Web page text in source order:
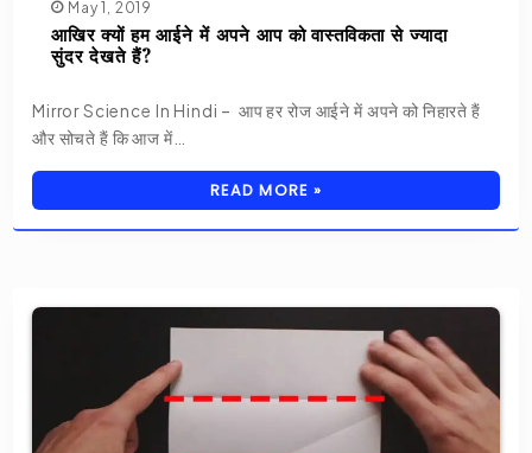
May 1, 2019
आखिर क्यों हम आईने में अपने आप को वास्तविकता से ज्यादा
सुंदर देखते हैं?
Mirror Science In Hindi – आप हर रोज आईने में अपने को निहारते हैं
और सोचते हैं कि आज में…
READ MORE »